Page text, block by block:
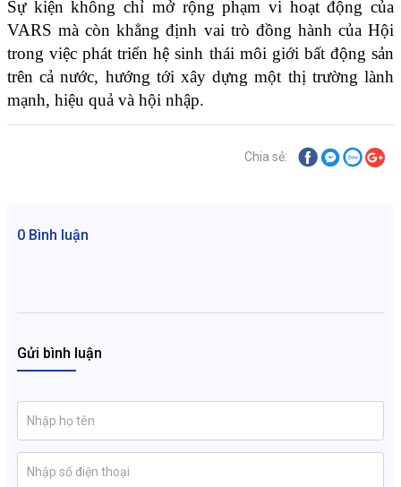
Sự kiện không chỉ mở rộng phạm vi hoạt động của
VARS mà còn khẳng định vai trò đồng hành của Hội
trong việc phát triển hệ sinh thái môi giới bất động sản
trên cả nước, hướng tới xây dựng một thị trường lành
mạnh, hiệu quả và hội nhập.
Chia sẻ:
0 Bình luận
Gửi bình luận